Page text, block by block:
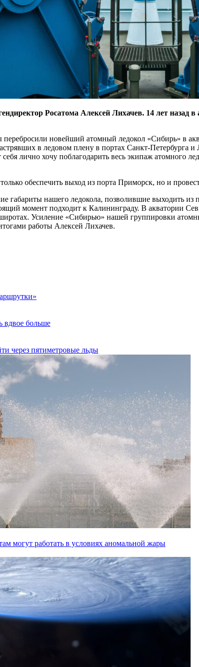
Росатома Алексей Лихачев. 14 лет
новейший атомный ледокол «Сибирь» в
в ледовом плену в портах Санкт-
лично хочу поблагодарить весь экипаж атомного
обеспечить выход из порта Приморск, но и
габариты нашего ледокола, позволившие выходить
момент подходит к Калининграду. В акватории
Усиление «Сибирью» нашей группировки
работы Алексей Лихачев.
вдвое больше
через пятиметровые льды
могут работать в условиях аномальной жары